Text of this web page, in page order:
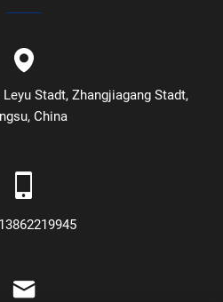
Stadt, Zhangjiagang Stadt,
China